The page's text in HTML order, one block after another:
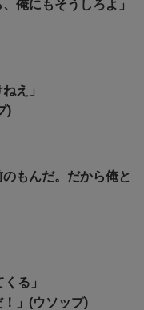
俺にもそうしろよ」
え」
)
もんだ。 だから俺と
る」
！」(ウソップ)